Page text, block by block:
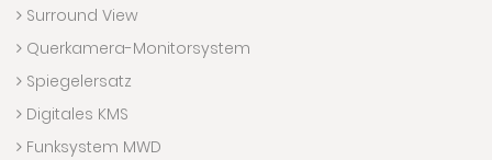
Surround View
Querkamera-Monitorsystem
Spiegelersatz
Digitales KMS
Funksystem MWD